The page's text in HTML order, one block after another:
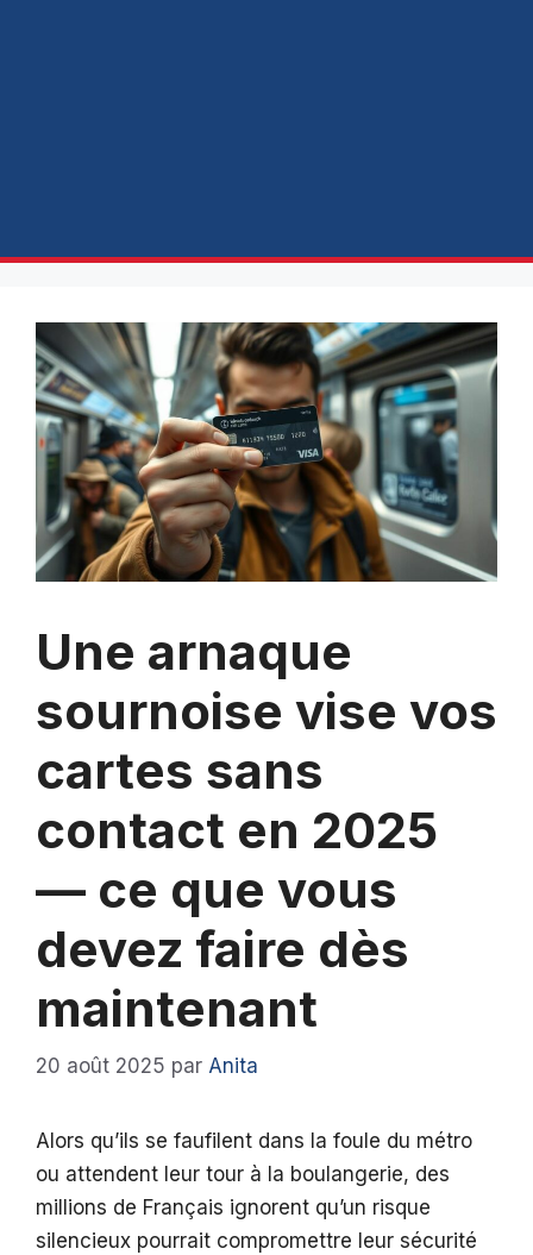
Une arnaque
sournoise vise vos
cartes sans
contact en 2025
— ce que vous
devez faire dès
maintenant
20 août 2025 par Anita
Alors qu’ils se faufilent dans la foule du métro
ou attendent leur tour à la boulangerie, des
millions de Français ignorent qu’un risque
silencieux pourrait compromettre leur sécurité